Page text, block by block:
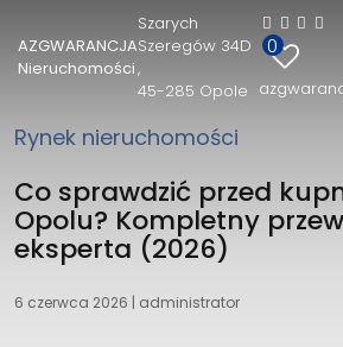
AZGWARANCJA
Nieruchomości
Szarych
Szeregów 34D
45-285 Opole
0
AZGWARANCJA
Szarych Szeregów 34D
45-285 Opole
608539991
azgwarancja@azg.pl
Rynek nieruchomości
Co sprawdzić przed
Opolu? Kompletny
eksperta (2026)
6 czerwca 2026 | administrator